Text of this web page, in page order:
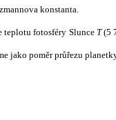
konstanta.
teplotu fotosféry Slunce T(5
jako poměr průřezu